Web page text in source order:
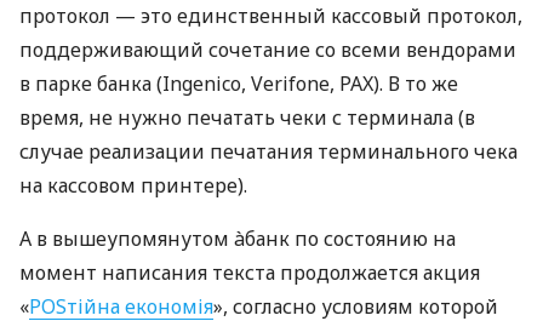
протокол — это единственный кассовый протокол,
поддерживающий сочетание со всеми вендорами
в парке банка (Ingenico, Verifone, PAX). В то же
время, не нужно печатать чеки с терминала (в
случае реализации печатания терминального чека
на кассовом принтере).
А в вышеупомянутом àбанк по состоянию на
момент написания текста продолжается акция
«POSтійна економія», согласно условиям которой